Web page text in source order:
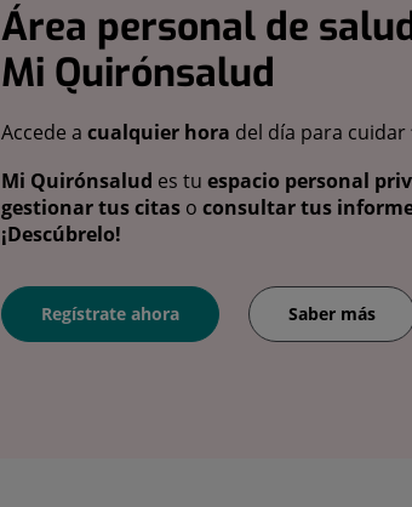
Área personal de
Mi Quirónsalud
Accede a cualquier hora del día para cuidar
Mi Quirónsalud es tu espacio personal
gestionar tus citas o consultar tus
¡Descúbrelo!
Regístrate ahora Saber más